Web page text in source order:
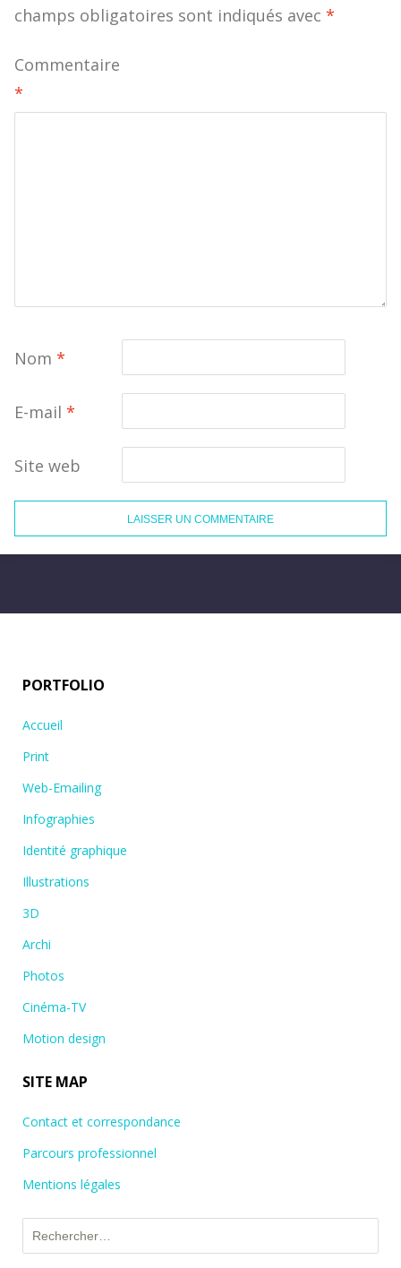
champs obligatoires sont indiqués avec *
Commentaire
*
Nom *
E-mail *
Site web
PORTFOLIO
Accueil
Print
Web-Emailing
Infographies
Identité graphique
Illustrations
3D
Archi
Photos
Cinéma-TV
Motion design
SITE MAP
Contact et correspondance
Parcours professionnel
Mentions légales
Rechercher :